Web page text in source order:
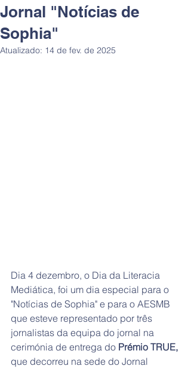
Jornal "Notícias de
Sophia"
Atualizado: 14 de fev. de 2025
Dia 4 dezembro, o Dia da Literacia
Mediática, foi um dia especial para o
"Notícias de Sophia" e para o AESMB
que esteve representado por três
jornalistas da equipa do jornal na
cerimónia de entrega do Prémio TRUE,
que decorreu na sede do Jornal